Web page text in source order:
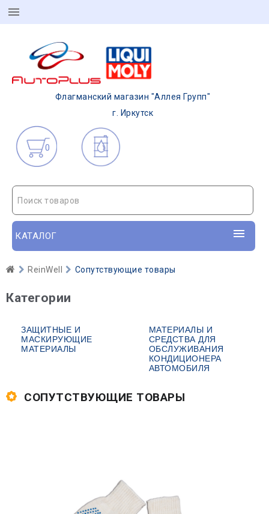
Флагманский магазин "Аллея Групп"
г. Иркутск
0
Поиск товаров
КАТАЛОГ
ReinWell Сопутствующие товары
Категории
ЗАЩИТНЫЕ И
МАСКИРУЮЩИЕ
МАТЕРИАЛЫ
МАТЕРИАЛЫ И
СРЕДСТВА ДЛЯ
ОБСЛУЖИВАНИЯ
КОНДИЦИОНЕРА
АВТОМОБИЛЯ
СОПУТСТВУЮЩИЕ ТОВАРЫ